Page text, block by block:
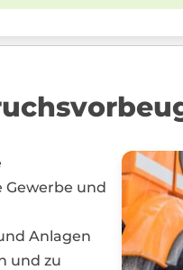
Gewerbe und
Anlagen
und zu